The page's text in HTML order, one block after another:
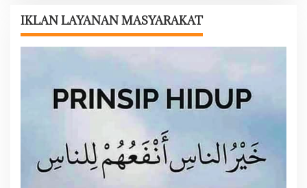
i
p
o
IKLAN LAYANAN MASYARAKAT